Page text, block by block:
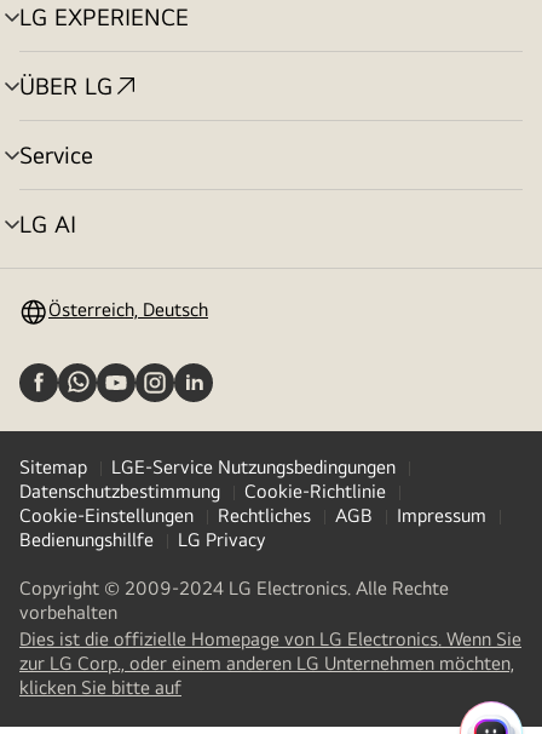
LG EXPERIENCE
Menü
umschalten
ÜBER LG
Menü
umschalten
Service
Menü
umschalten
LG AI
Menü
Österreich, Deutsch
Sitemap
LGE-Service Nutzungsbedingungen
Datenschutzbestimmung
Cookie-Richtlinie
Cookie-Einstellungen
Rechtliches AGB
Impressum
Bedienungshillfe
LG Privacy
Copyright © 2009-2024 LG Electronics. Alle Rechte
vorbehalten
Dies ist die offizielle Homepage von LG Electronics. Wenn Sie
zur LG Corp., oder einem anderen LG Unternehmen möchten,
klicken Sie bitte auf(